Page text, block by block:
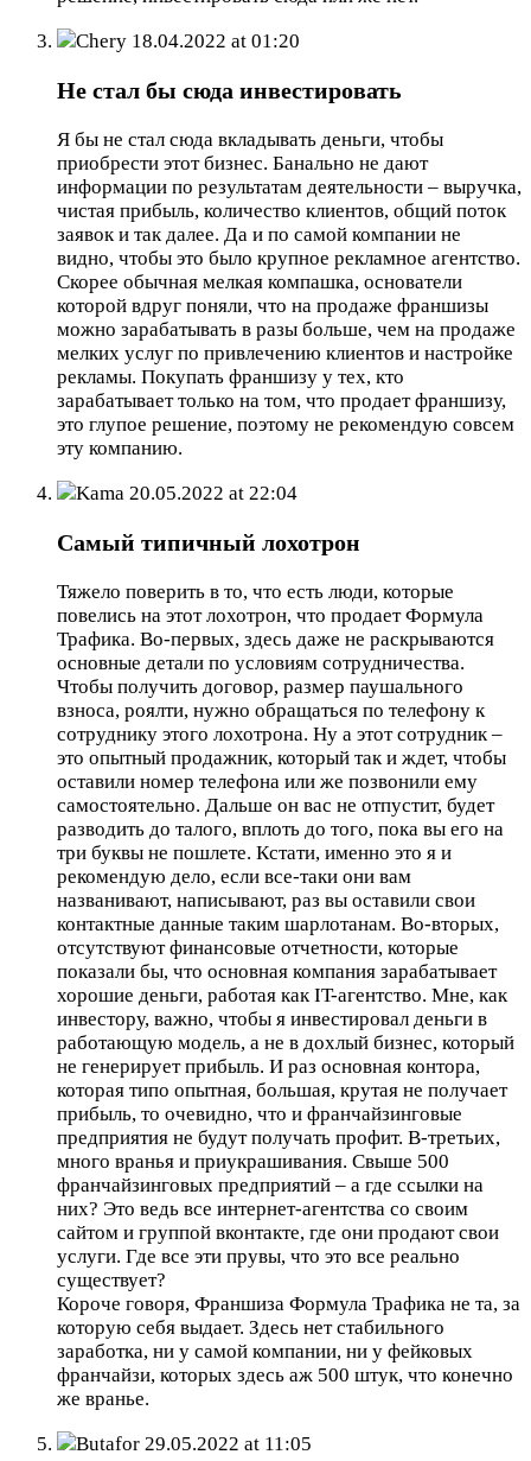
Chery 18.04.2022 at 01:20
Не стал бы сюда инвестировать
Я бы не стал сюда вкладывать деньги, чтобы
приобрести этот бизнес. Банально не дают
информации по результатам деятельности – выручка,
чистая прибыль, количество клиентов, общий поток
заявок и так далее. Да и по самой компании не
видно, чтобы это было крупное рекламное агентство.
Скорее обычная мелкая компашка, основатели
которой вдруг поняли, что на продаже франшизы
можно зарабатывать в разы больше, чем на продаже
мелких услуг по привлечению клиентов и настройке
рекламы. Покупать франшизу у тех, кто
зарабатывает только на том, что продает франшизу,
это глупое решение, поэтому не рекомендую совсем
эту компанию.
Kama 20.05.2022 at 22:04
Самый типичный лохотрон
Тяжело поверить в то, что есть люди, которые
повелись на этот лохотрон, что продает Формула
Трафика. Во-первых, здесь даже не раскрываются
основные детали по условиям сотрудничества.
Чтобы получить договор, размер паушального
взноса, роялти, нужно обращаться по телефону к
сотруднику этого лохотрона. Ну а этот сотрудник –
это опытный продажник, который так и ждет, чтобы
оставили номер телефона или же позвонили ему
самостоятельно. Дальше он вас не отпустит, будет
разводить до талого, вплоть до того, пока вы его на
три буквы не пошлете. Кстати, именно это я и
рекомендую дело, если все-таки они вам
названивают, написывают, раз вы оставили свои
контактные данные таким шарлотанам. Во-вторых,
отсутствуют финансовые отчетности, которые
показали бы, что основная компания зарабатывает
хорошие деньги, работая как IT-агентство. Мне, как
инвестору, важно, чтобы я инвестировал деньги в
работающую модель, а не в дохлый бизнес, который
не генерирует прибыль. И раз основная контора,
которая типо опытная, большая, крутая не получает
прибыль, то очевидно, что и франчайзинговые
предприятия не будут получать профит. В-третьих,
много вранья и приукрашивания. Свыше 500
франчайзинговых предприятий – а где ссылки на
них? Это ведь все интернет-агентства со своим
сайтом и группой вконтакте, где они продают свои
услуги. Где все эти прувы, что это все реально
существует?
Короче говоря, Франшиза Формула Трафика не та, за
которую себя выдает. Здесь нет стабильного
заработка, ни у самой компании, ни у фейковых
франчайзи, которых здесь аж 500 штук, что конечно
же вранье.
Butafor 29.05.2022 at 11:05